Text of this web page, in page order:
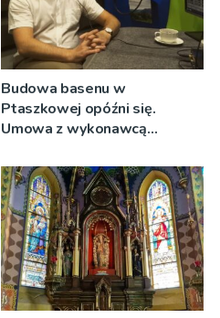
Budowa basenu w
Ptaszkowej opóźni się.
Umowa z wykonawcą
zostanie podpisana